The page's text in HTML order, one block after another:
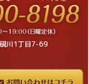
川1丁目7-69